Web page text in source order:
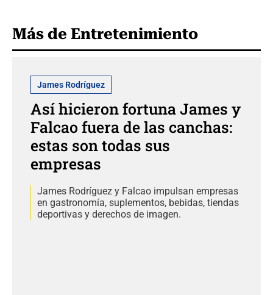
Más de Entretenimiento
James Rodríguez
Así hicieron fortuna James y
Falcao fuera de las canchas:
estas son todas sus
empresas
James Rodríguez y Falcao impulsan empresas
en gastronomía, suplementos, bebidas, tiendas
deportivas y derechos de imagen.